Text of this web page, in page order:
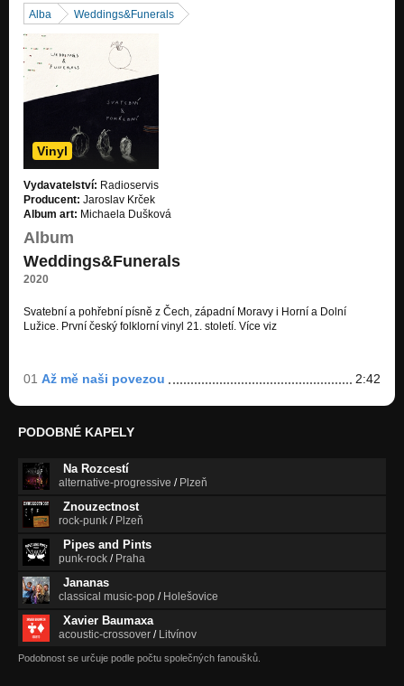
U tý naší studnice (2012)
Nezařazeno
Dobry wječor, maćerka – lužickosrbská z Budyšina (2012)
Nezařazeno
Překvapení REMIX (2011)
Nezařazeno
Roste stromek dubový (2010)
Nezařazeno
Nezařazeno
Šel svatej Adam – sólo Déma (2012)
Protivínskej zámek (archivní nahrávka z roku 2007)
Hrály dudy (a saxofon) – archivní nahrávka z roku 2007
Nezařazeno
Nezařazeno
Po lúce chodila + farmářský hip-hop (2010)
Nezařazeno
Za Sulislaví (Samba) LIVE – ukulele version (2016)
Non stop a Přeškoda nastokrát LIVE (2009)
Nezařazeno
Alba Weddings&Funerals
Vinyl
Vydavatelství: Radioservis
Producent: Jaroslav Krček
Album art: Michaela Dušková
Album
Weddings&Funerals
2020
Svatební a pohřební písně z Čech, západní Moravy i Horní a Dolní
Lužice. První český folklorní vinyl 21. století. Více viz
01 Až mě naši povezou 2:42
PODOBNÉ KAPELY
Na Rozcestí
alternative-progressive / Plzeň
Znouzectnost
rock-punk / Plzeň
Pipes and Pints
punk-rock / Praha
Jananas
classical music-pop / Holešovice
Xavier Baumaxa
acoustic-crossover / Litvínov
Podobnost se určuje podle počtu společných fanoušků.